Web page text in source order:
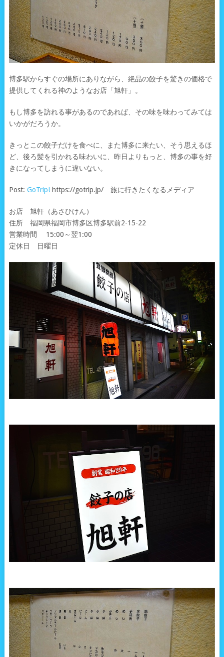
博多駅からすぐの場所にありながら、絶品の餃子を驚きの価格で
提供してくれる神のようなお店「旭軒」。
もし博多を訪れる事があるのであれば、その味を味わってみては
いかがだろうか。
きっとこの餃子だけを食べに、また博多に来たい、そう思えるほ
ど、後ろ髪を引かれる味わいに、昨日よりもっと、博多の事を好
きになってしまうに違いない。
Post: GoTrip!https://gotrip.jp/ 旅に行きたくなるメディア
お店 旭軒（あさひけん）
住所 福岡県福岡市博多区博多駅前2-15-22
営業時間 15:00～翌1:00
定休日 日曜日